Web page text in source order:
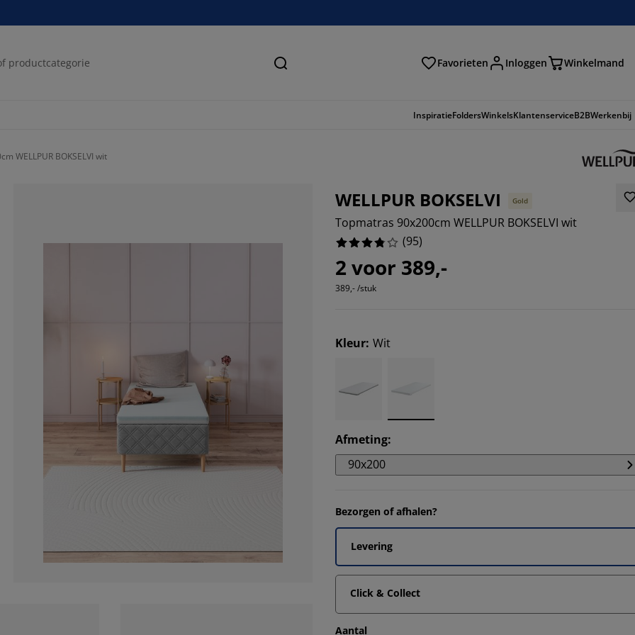
Zoeken Favorieten Inloggen Winkelmand
InspiratieFoldersWinkelsKlantenserviceB2BWerkenbij
WELLPUR BOKSELVI wit
WELLPUR BOKSELVI Gold
Topmatras 90x200cm WELLPUR BOKSELVI wit
(95)
2 voor 389,-
389,- /stuk
Kleur: Wit
Afmeting:
90x200
Bezorgen of afhalen?
Levering
Click & Collect
Aantal
49.473684210526315%
15.789473684210526%
12.631578947368421%